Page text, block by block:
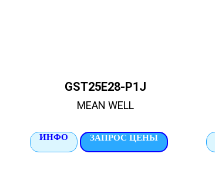
GST25E28-P1J
MEAN WELL
ИНФО ЗАПРОС ЦЕНЫ